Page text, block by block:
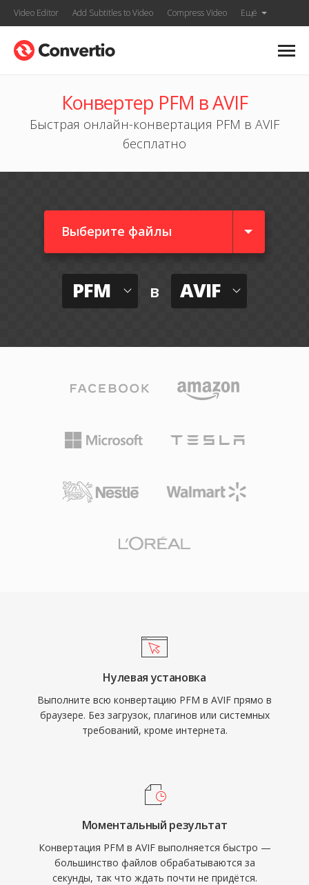
Video Editor Add Subtitles to Video Compress Video Ещё
Конвертер PFM в AVIF
Быстрая онлайн-конвертация PFM в AVIF
бесплатно
Выберите файлы
PFM в AVIF
Нулевая установка
Выполните всю конвертацию PFM в AVIF прямо в
браузере. Без загрузок, плагинов или системных
требований, кроме интернета.
Моментальный результат
Конвертация PFM в AVIF выполняется быстро —
большинство файлов обрабатываются за
секунды, так что ждать почти не придётся.